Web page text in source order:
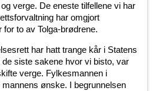
verge. De eneste tilfellene vi har
har omgjort
to av Tolga-brødrene.
har hatt trange kår i Statens
siste sakene hvor vi bisto, var
verge. Fylkesmannen i
ønske. I begrunnelsen